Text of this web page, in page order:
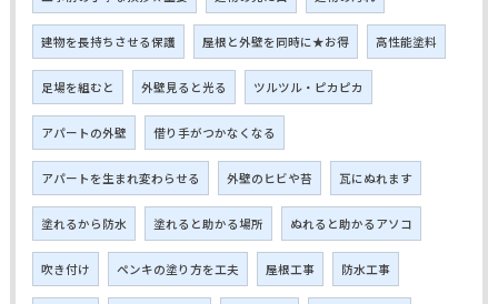
建物を長持ちさせる保護 屋根と外壁を同時に★お得 高性能塗料
足場を組むと 外壁見ると光る ツルツル・ピカピカ
アパートの外壁 借り手がつかなくなる
アパートを生まれ変わらせる 外壁のヒビや苔 瓦にぬれます
塗れるから防水 塗れると助かる場所 ぬれると助かるアソコ
吹き付け ペンキの塗り方を工夫 屋根工事 防水工事